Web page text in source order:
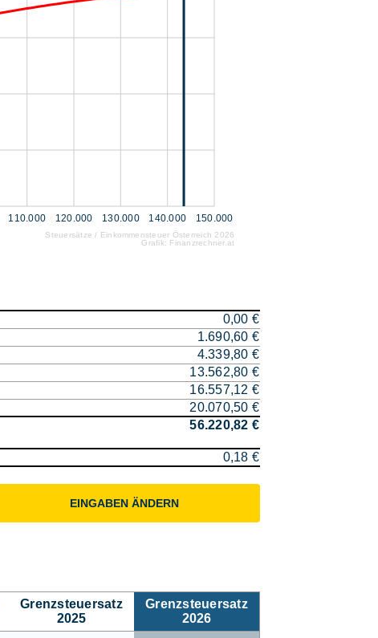
110.000 120.000 130.000 140.000 150.000
Steuersätze / Einkommensteuer Österreich 2026
Grafik: Finanzrechner.at
0,00 €
1.690,60 €
4.339,80 €
13.562,80 €
16.557,12 €
20.070,50 €
56.220,82 €
0,18 €
EINGABEN ÄNDERN
Grenzsteuersatz
2025
Grenzsteuersatz
2026